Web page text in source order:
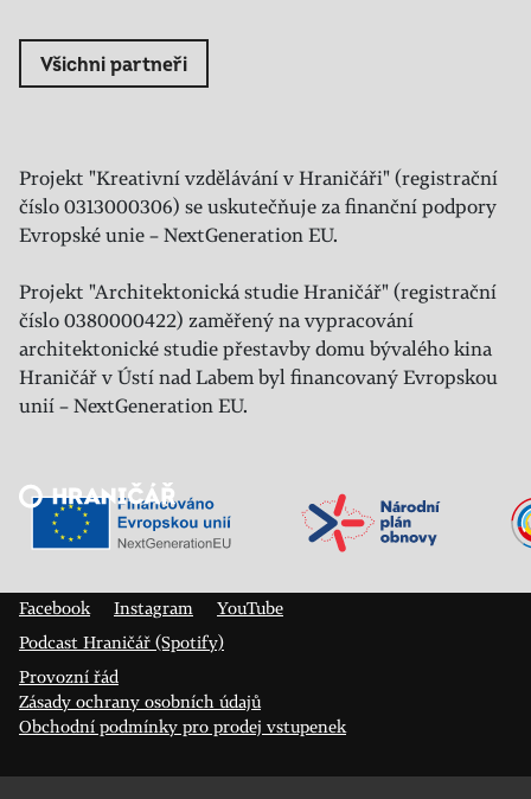
Všichni partneři
Projekt "Kreativní vzdělávání v Hraničáři" (registrační
číslo 0313000306) se uskutečňuje za finanční podpory
Evropské unie – NextGeneration EU.
Projekt "Architektonická studie Hraničář" (registrační
číslo 0380000422) zaměřený na vypracování
architektonické studie přestavby domu bývalého kina
Hraničář v Ústí nad Labem byl financovaný Evropskou
unií – NextGeneration EU.
Veřejný sál Hraničář, spolek
Facebook
Instagram
YouTube
Podcast Hraničář (Spotify)
Provozní řád
Zásady ochrany osobních údajů
Obchodní podmínky pro prodej vstupenek